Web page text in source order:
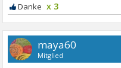
x 3
maya60
Mitglied